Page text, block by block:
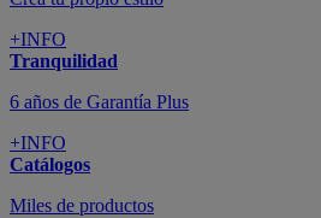
+INFO
Tranquilidad
6 años de Garantía Plus
+INFO
Catálogos
Miles de productos